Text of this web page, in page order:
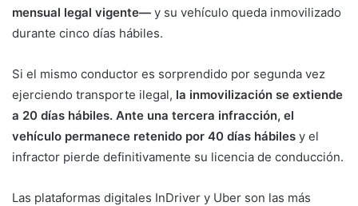
mensual legal vigente— y su vehículo queda inmovilizado
durante cinco días hábiles.
Si el mismo conductor es sorprendido por segunda vez
ejerciendo transporte ilegal, la inmovilización se extiende
a 20 días hábiles. Ante una tercera infracción, el
vehículo permanece retenido por 40 días hábiles y el
infractor pierde definitivamente su licencia de conducción.
Las plataformas digitales InDriver y Uber son las más